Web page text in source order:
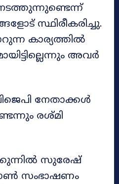
സ്ഥിരീകരിച്ചു.
കാര്യത്തിൽ
അവർ
നേതാക്കൾ
രശ്മി
സുരേഷ്
സംഭാഷണം